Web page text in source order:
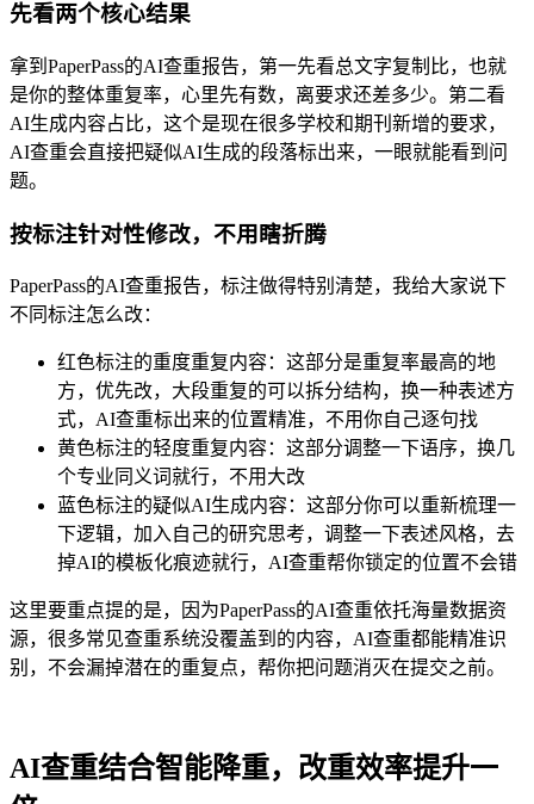
先看两个核心结果
拿到PaperPass的AI查重报告，第一先看总文字复制比，也就
是你的整体重复率，心里先有数，离要求还差多少。第二看
AI生成内容占比，这个是现在很多学校和期刊新增的要求，
AI查重会直接把疑似AI生成的段落标出来，一眼就能看到问
题。
按标注针对性修改，不用瞎折腾
PaperPass的AI查重报告，标注做得特别清楚，我给大家说下
不同标注怎么改：
红色标注的重度重复内容：这部分是重复率最高的地
方，优先改，大段重复的可以拆分结构，换一种表述方
式，AI查重标出来的位置精准，不用你自己逐句找
黄色标注的轻度重复内容：这部分调整一下语序，换几
个专业同义词就行，不用大改
蓝色标注的疑似AI生成内容：这部分你可以重新梳理一
下逻辑，加入自己的研究思考，调整一下表述风格，去
掉AI的模板化痕迹就行，AI查重帮你锁定的位置不会错
这里要重点提的是，因为PaperPass的AI查重依托海量数据资
源，很多常见查重系统没覆盖到的内容，AI查重都能精准识
别，不会漏掉潜在的重复点，帮你把问题消灭在提交之前。
AI查重结合智能降重，改重效率提升一